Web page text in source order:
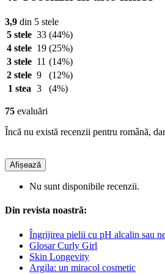
3,9 din 5 stele
5 stele 33 (44%)
4 stele 19 (25%)
3 stele 11 (14%)
2 stele 9
(12%)
1 stea 3 (4%)
75 evaluări
Încă nu există recenzii pentru română,
Afișează
Nu sunt disponibile recenzii.
Din revista noastră:
Îngrijirea pielii cu pH alcalin sau
Glosar Curly Girl
Skin Longevity
Argila: un miracol cosmetic